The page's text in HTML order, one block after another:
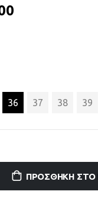
36 37 38 39
ΠΡΟΣΘΉΚΗ ΣΤΟ